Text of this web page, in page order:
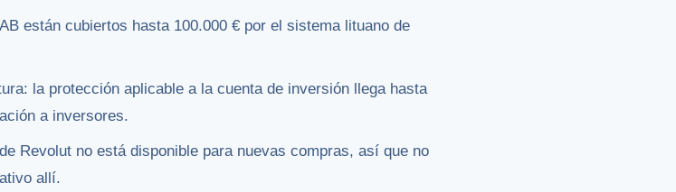
están cubiertos hasta 100.000 € por el sistema lituano de
la protección aplicable a la cuenta de inversión llega hasta
a inversores.
Revolut no está disponible para nuevas compras, así que no
allí.